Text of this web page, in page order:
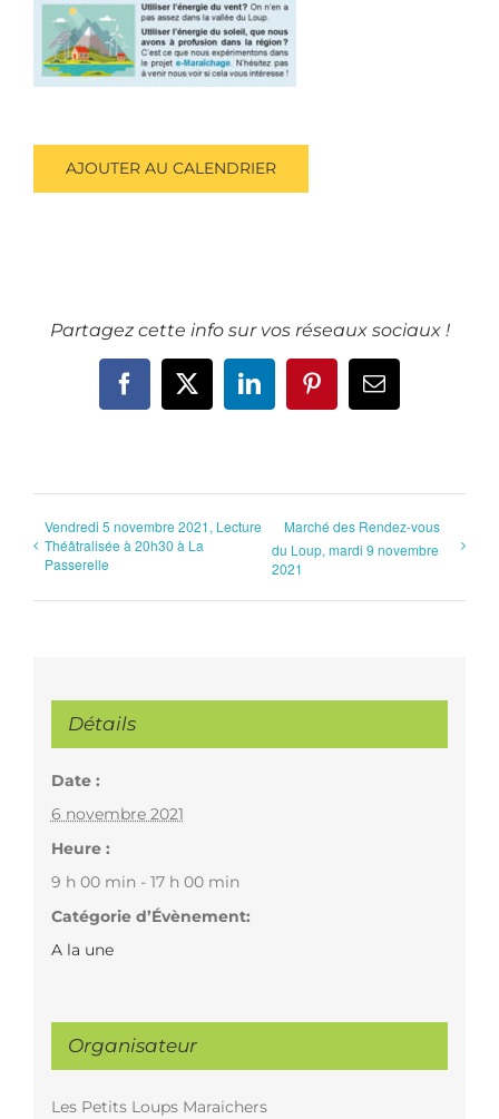
AJOUTER AU CALENDRIER
Partagez cette info sur vos réseaux sociaux !
Facebook
X LinkedInPinterestEmail
Vendredi 5 novembre 2021, Lecture
Théâtralisée à 20h30 à La
Passerelle
Marché des Rendez-vous
du Loup, mardi 9 novembre
2021
Détails
Date :
6 novembre 2021
Heure :
9 h 00 min - 17 h 00 min
Catégorie d’Évènement:
A la une
Organisateur
Les Petits Loups Maraichers